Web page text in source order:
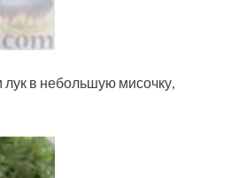
в небольшую мисочку,